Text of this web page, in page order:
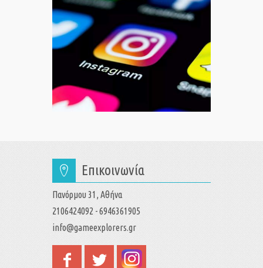
Επικοινωνία
Πανόρμου 31, Αθήνα
2106424092 - 6946361905
info@gameexplorers.gr